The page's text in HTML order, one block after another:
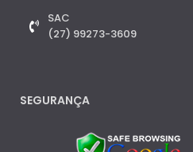
SAC
(27) 99273-3609
SEGURANÇA